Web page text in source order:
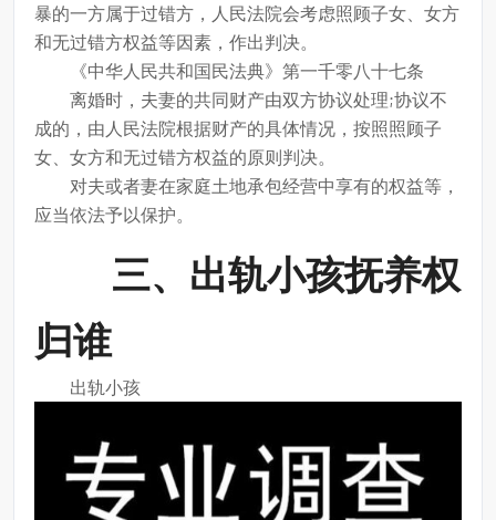
暴的一方属于过错方，人民法院会考虑照顾子女、女方
和无过错方权益等因素，作出判决。
《中华人民共和国民法典》第一千零八十七条
离婚时，夫妻的共同财产由双方协议处理;协议不
成的，由人民法院根据财产的具体情况，按照照顾子
女、女方和无过错方权益的原则判决。
对夫或者妻在家庭土地承包经营中享有的权益等，
应当依法予以保护。
三、出轨小孩抚养权
归谁
出轨小孩